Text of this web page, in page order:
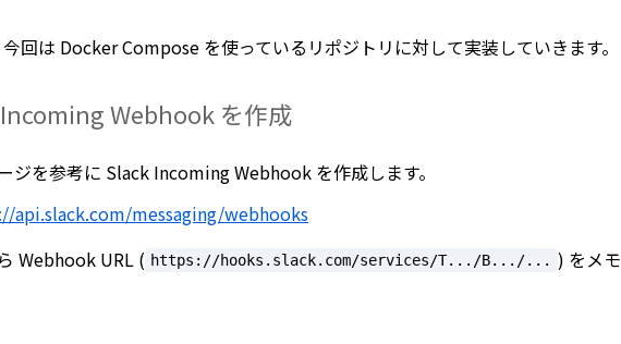
回は Docker Compose を使っているリポジトリに対して実装していきます。
Webhook を作成
ジを参考に Slack Incoming Webhook を作成します。
api.slack.com/messaging/webhooks
Webhook URL ( https://hooks.slack.com/services/T.../B.../... ) をメモ